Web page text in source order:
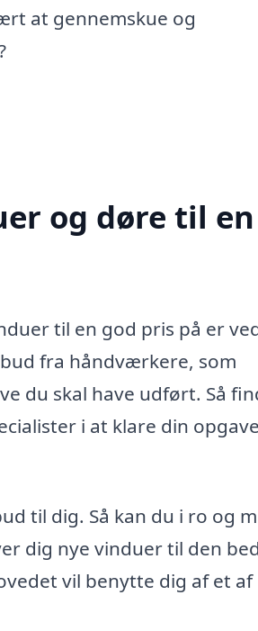
at gennemskue og
og døre til en
til en god pris på er
fra håndværkere, som
du skal have udført. Så
i at klare din
til dig. Så kan du i ro og
dig nye vinduer til den
vil benytte dig af et af